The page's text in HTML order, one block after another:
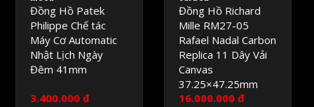
Đồng Hồ Patek
Philippe Chế tác
Máy Cơ Automatic
Nhật Lịch Ngày
Đêm 41mm
3.400.000 đ
Đồng Hồ Richard
Mille RM27-05
Rafael Nadal Carbon
Replica 11 Dây Vải
Canvas
37.25×47.25mm
16.000.000 đ